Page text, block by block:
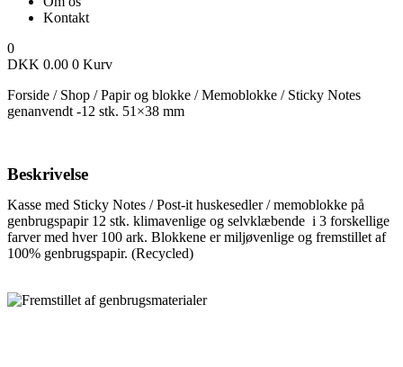
Kontakt
0
DKK 0.00 0 Kurv
Forside / Shop /Papir og blokke /Memoblokke / Sticky Notes
genanvendt -12 stk. 51×38 mm
Beskrivelse
Kasse med Sticky Notes / Post-it huskesedler / memoblokke på
genbrugspapir 12 stk. klimavenlige og selvklæbende i 3 forskellige
farver med hver 100 ark. Blokkene er miljøvenlige og fremstillet af
100% genbrugspapir. (Recycled)